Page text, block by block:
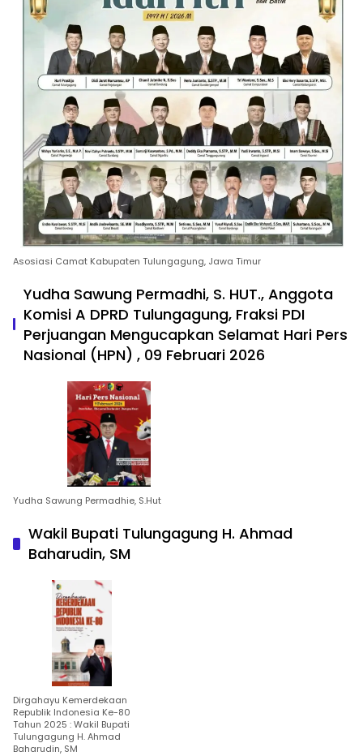
Asosiasi Camat Kabupaten Tulungagung, Jawa Timur
Yudha Sawung Permadhi, S. HUT., Anggota
Komisi A DPRD Tulungagung, Fraksi PDI
Perjuangan Mengucapkan Selamat Hari Pers
Nasional (HPN) , 09 Februari 2026
Yudha Sawung Permadhie, S.Hut
Wakil Bupati Tulungagung H. Ahmad
Baharudin, SM
Dirgahayu Kemerdekaan
Republik Indonesia Ke-80
Tahun 2025 : Wakil Bupati
Tulungagung H. Ahmad
Baharudin, SM